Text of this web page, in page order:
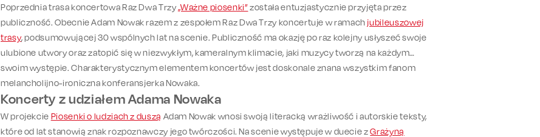
Poprzednia trasa koncertowa Raz Dwa Trzy„Ważne piosenki”została entuzjastycznie przyjęta przez
publiczność. Obecnie Adam Nowak razem z zespołem Raz Dwa Trzy koncertuje w ramach jubileuszowej
trasy, podsumowującej 30 wspólnych lat na scenie. Publiczność ma okazję po raz kolejny usłyszeć swoje
ulubione utwory oraz zatopić się w niezwykłym, kameralnym klimacie, jaki muzycy tworzą na każdym
swoim występie. Charakterystycznym elementem koncertów jest doskonale znana wszystkim fanom
melancholijno-ironiczna konferansjerka Nowaka.
Koncerty z udziałem Adama Nowaka
W projekcie Piosenki o ludziach z duszą Adam Nowak wnosi swoją literacką wrażliwość i autorskie teksty,
które od lat stanowią znak rozpoznawczy jego twórczości. Na scenie występuje w duecie zGrażyną